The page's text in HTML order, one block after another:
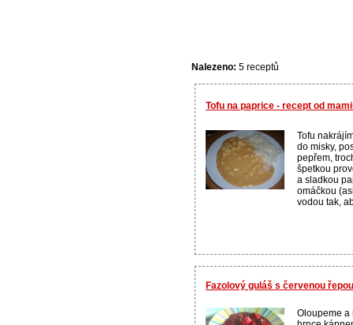
Nalezeno: 5 receptů
Tofu na paprice - recept od
Tofu
do misky,
pepřem,
špetkou
a sladkou
omáčkou
vodou tak,
Fazolový guláš s červenou
Oloupeme a